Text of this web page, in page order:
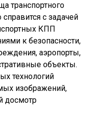
транспортного
с задачей
КПП
к безопасности,
аэропорты,
объекты.
технологий
изображений,
досмотр